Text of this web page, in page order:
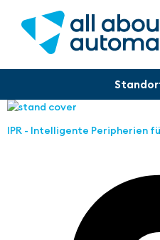
IPR - Intelligente Peripherien